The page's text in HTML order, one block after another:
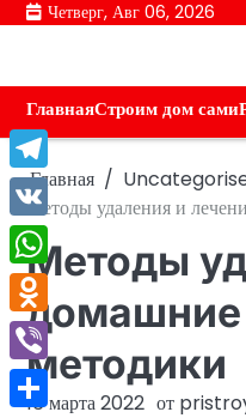
ПерейтиЧетверг, Авг 06, 2026
ГлавнаяСтроим дом сами
Главная
Методы удаления и
Методы
домашние
методики
16 марта 2022 от
Telegram
VK
WhatsApp
Odnoklassniki
Viber